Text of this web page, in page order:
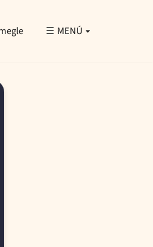
☰ MENÚ